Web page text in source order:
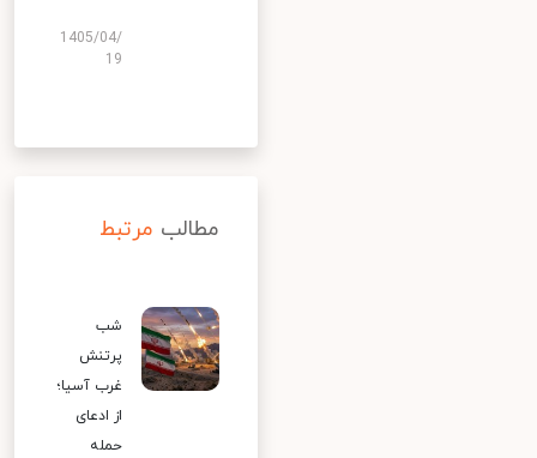
1405/04/
19
مطالب مرتبط
شب
پرتنش
غرب آسیا؛
از ادعای
حمله